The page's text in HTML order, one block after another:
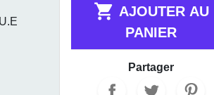

PANIER
Partager